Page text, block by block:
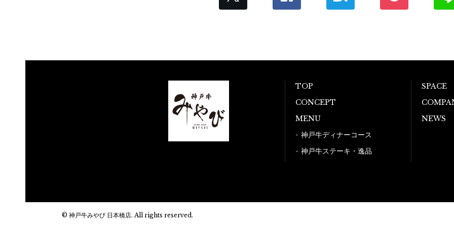
TOP
CONCEPT
MENU
神戸牛ディナーコース
神戸牛ステーキ・逸品
SPACE
NEWS
© 神戸牛みやび 日本橋店. All rights reserved.